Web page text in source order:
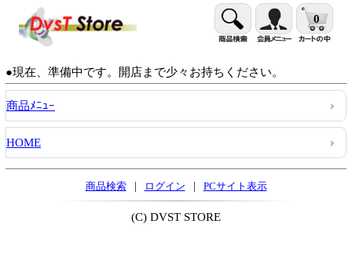
0
●現在、準備中です。開店まで少々お持ちください。
商品ﾒﾆｭｰ
HOME
商品検索 | ログイン | PCサイト表示
(C) DVST STORE